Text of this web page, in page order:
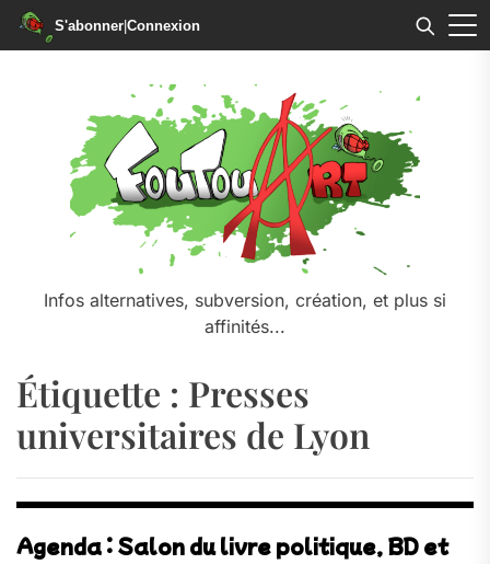
S'abonner|Connexion
Infos alternatives, subversion, création, et plus si
affinités...
Étiquette : Presses
universitaires de Lyon
Agenda : Salon du livre politique, BD et